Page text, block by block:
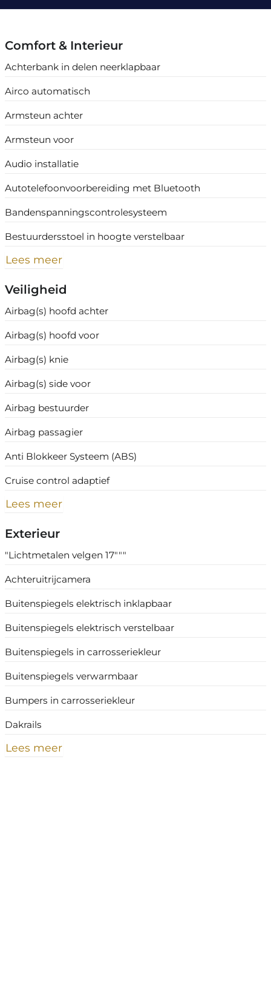
Comfort & Interieur
Achterbank in delen neerklapbaar
Airco automatisch
Armsteun achter
Armsteun voor
Audio installatie
Autotelefoonvoorbereiding met Bluetooth
Bandenspanningscontrolesysteem
Bestuurdersstoel in hoogte verstelbaar
Lees meer
Veiligheid
Airbag(s) hoofd achter
Airbag(s) hoofd voor
Airbag(s) knie
Airbag(s) side voor
Airbag bestuurder
Airbag passagier
Anti Blokkeer Systeem (ABS)
Cruise control adaptief
Lees meer
Exterieur
"Lichtmetalen velgen 17"""
Achteruitrijcamera
Buitenspiegels elektrisch inklapbaar
Buitenspiegels elektrisch verstelbaar
Buitenspiegels in carrosseriekleur
Buitenspiegels verwarmbaar
Bumpers in carrosseriekleur
Dakrails
Lees meer